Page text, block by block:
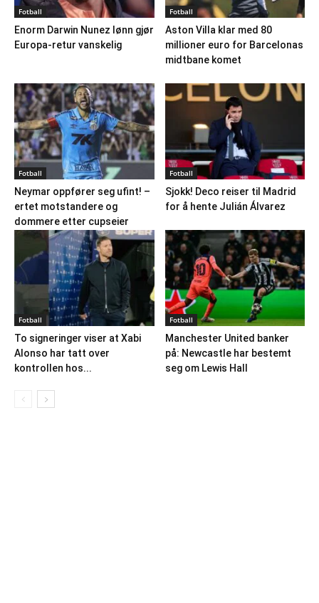
Fotball
Enorm Darwin Nunez lønn gjør
Europa-retur vanskelig
Fotball
Aston Villa klar med 80
millioner euro for Barcelonas
midtbane komet
Fotball
Neymar oppfører seg ufint! –
ertet motstandere og
dommere etter cupseier
Fotball
Sjokk! Deco reiser til Madrid
for å hente Julián Álvarez
Fotball
To signeringer viser at Xabi
Alonso har tatt over
kontrollen hos...
Fotball
Manchester United banker
på: Newcastle har bestemt
seg om Lewis Hall